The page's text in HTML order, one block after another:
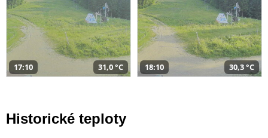
17:10 31,0 °C 18:10 30,3 °C
Historické teploty